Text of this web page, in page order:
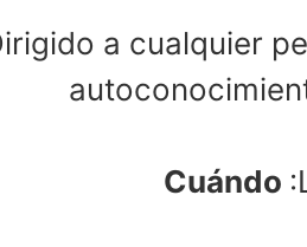
a cualquier
Cuándo